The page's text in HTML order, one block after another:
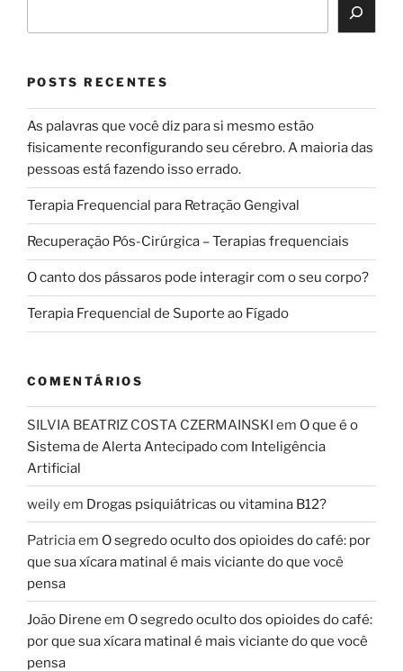
POSTS RECENTES
As palavras que você diz para si mesmo estão
fisicamente reconfigurando seu cérebro. A maioria das
pessoas está fazendo isso errado.
Terapia Frequencial para Retração Gengival
Recuperação Pós-Cirúrgica – Terapias frequenciais
O canto dos pássaros pode interagir com o seu corpo?
Terapia Frequencial de Suporte ao Fígado
COMENTÁRIOS
SILVIA BEATRIZ COSTA CZERMAINSKI em O que é o
Sistema de Alerta Antecipado com Inteligência
Artificial
weilyem Drogas psiquiátricas ou vitamina B12?
Patriciaem O segredo oculto dos opioides do café: por
que sua xícara matinal é mais viciante do que você
pensa
João Direne em O segredo oculto dos opioides do café:
por que sua xícara matinal é mais viciante do que você
pensa